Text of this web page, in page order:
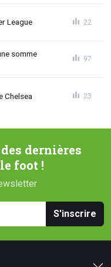
League 22
somme
97
Chelsea 23
dernières
foot !
S'inscrire